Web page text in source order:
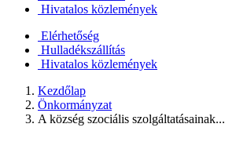
Hivatalos közlemények
Elérhetőség
Hulladékszállítás
Hivatalos közlemények
Kezdőlap
Önkormányzat
A község szociális szolgáltatásainak...